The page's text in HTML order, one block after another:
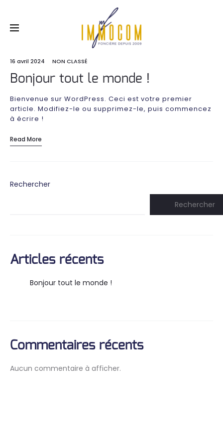
16 avril 2024 NON CLASSÉ
Bonjour tout le monde !
Bienvenue sur WordPress. Ceci est votre premier
article. Modifiez-le ou supprimez-le, puis commencez
à écrire !
Read More
Rechercher
Rechercher
Articles récents
Bonjour tout le monde !
Commentaires récents
Aucun commentaire à afficher.